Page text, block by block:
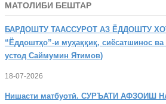
МАТОЛИБИ БЕШТАР
БАРДОШТУ ТААССУРОТ АЗ ЁДДОШТУ
“Ёддоштҳо”-и муҳаққиқ, сиёсатшинос
устод Саймумин Ятимов)
18-07-2026
Нишасти матбуотӣ. СУРЪАТИ АФЗОИШ